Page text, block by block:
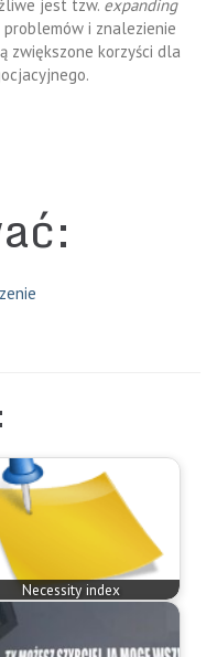
jest tzw. expanding
i znalezienie
zwiększone korzyści dla
Necessity index